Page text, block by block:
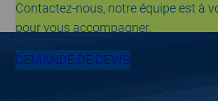
Contactez-nous, notre équipe est à
pour vous accompagner.
DEMANDE DE DEVIS